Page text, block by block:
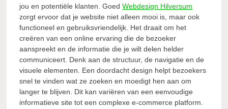
jou en potentiële klanten. GoedWebdesign Hilversum
zorgt ervoor dat je website niet alleen mooi is, maar ook
functioneel en gebruiksvriendelijk. Het draait om het
creëren van een online ervaring die de bezoeker
aanspreekt en de informatie die je wilt delen helder
communiceert. Denk aan de structuur, de navigatie en de
visuele elementen. Een doordacht design helpt bezoekers
snel te vinden wat ze zoeken en moedigt hen aan om
langer te blijven. Dit kan variëren van een eenvoudige
informatieve site tot een complexe e-commerce platform.